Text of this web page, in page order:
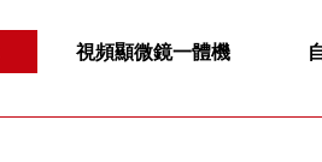
視頻顯微鏡一體機